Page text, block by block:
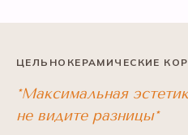
ЦЕЛЬНОКЕРАМИЧЕСКИЕ
*Максимальная
не видите разницы*